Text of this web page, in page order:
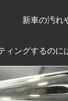
新車の汚れ
ィングするのに